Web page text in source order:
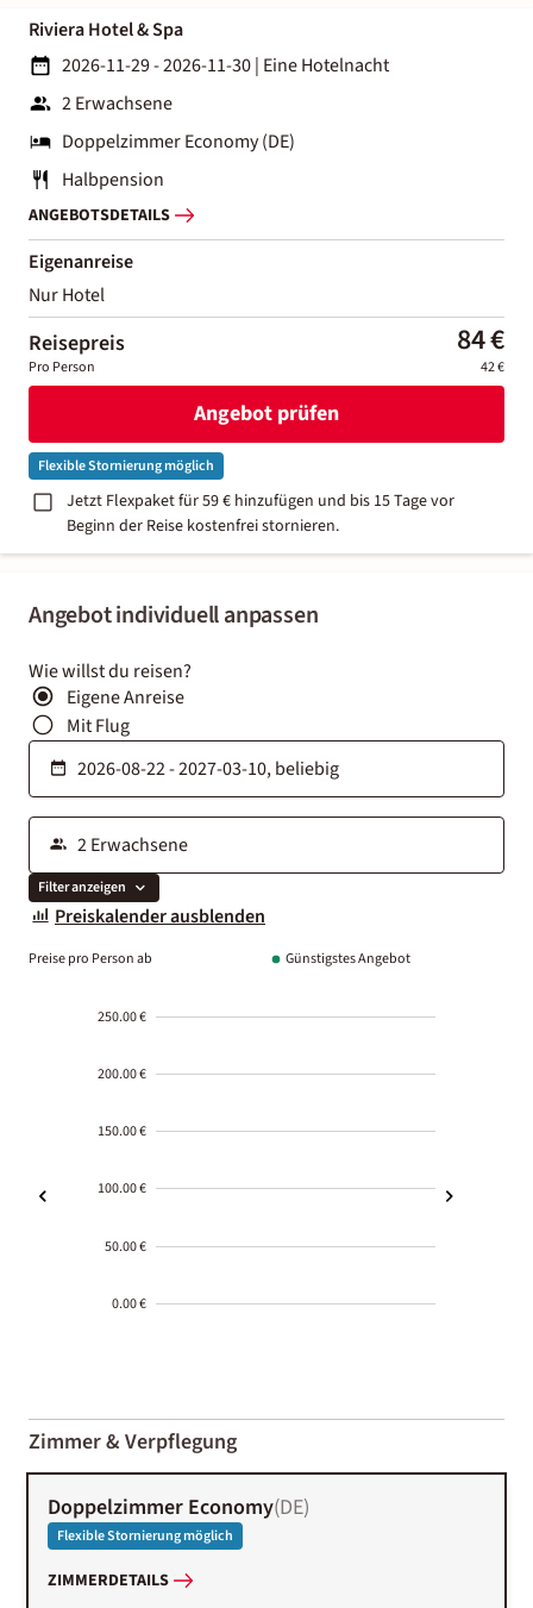
Angebot individuell anpassen
Wie willst du reisen?
Eigene Anreise
Mit Flug
Filter anzeigen
Preiskalender ausblenden
Preise pro Person ab Günstigstes Angebot
250.00 €
200.00 €
150.00 €
100.00 €
50.00 €
0.00 €
01-02
Zimmer & Verpflegung
Doppelzimmer Economy(DE)
Flexible Stornierung möglich
ZIMMERDETAILS
Riviera Hotel & Spa
2026-11-29 - 2026-11-30| Eine Hotelnacht
2 Erwachsene
Doppelzimmer Economy (DE)
Halbpension
ANGEBOTSDETAILS
Eigenanreise
Nur Hotel
Reisepreis 84 €
Pro Person 42 €
Angebot prüfen
Flexible Stornierung möglich
Jetzt Flexpaket für 59 € hinzufügen und bis 15 Tage vor
Beginn der Reise kostenfrei stornieren.